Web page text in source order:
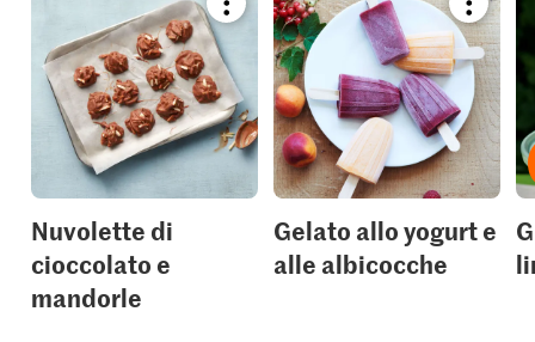
Bookmark
recipe
add
it
to
your
collections.
Nuvolette di
cioccolato e
mandorle
recipe
or
add
to
your
Gelato allo yogurt e
alle albicocche